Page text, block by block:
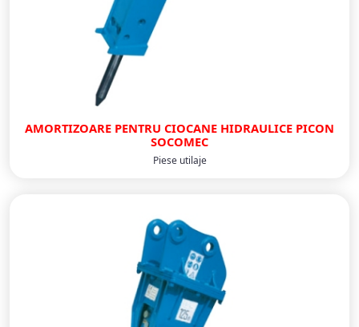
AMORTIZOARE PENTRU CIOCANE HIDRAULICE PICON
SOCOMEC
Piese utilaje